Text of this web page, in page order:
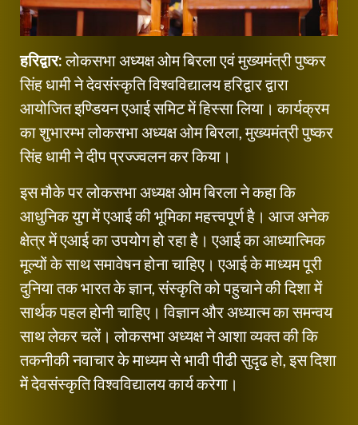
हरिद्वार:लोकसभा अध्यक्ष ओम बिरला एवं मुख्यमंत्री पुष्कर
सिंह धामी ने देवसंस्कृति विश्वविद्यालय हरिद्वार द्वारा
आयोजित इण्डियन एआई समिट में हिस्सा लिया। कार्यक्रम
का शुभारम्भ लोकसभा अध्यक्ष ओम बिरला, मुख्यमंत्री पुष्कर
सिंह धामी ने दीप प्रज्ज्वलन कर किया।
इस मौके पर लोकसभा अध्यक्ष ओम बिरला ने कहा कि
आधुनिक युग में एआई की भूमिका महत्त्वपूर्ण है। आज अनेक
क्षेत्र में एआई का उपयोग हो रहा है। एआई का आध्यात्मिक
मूल्यों के साथ समावेषन होना चाहिए। एआई के माध्यम पूरी
दुनिया तक भारत के ज्ञान, संस्कृति को पहुचाने की दिशा में
सार्थक पहल होनी चाहिए। विज्ञान और अध्यात्म का समन्वय
साथ लेकर चलें। लोकसभा अध्यक्ष ने आशा व्यक्त की कि
तकनीकी नवाचार के माध्यम से भावी पीढी सुदृढ हो, इस दिशा
में देवसंस्कृति विश्वविद्यालय कार्य करेगा।